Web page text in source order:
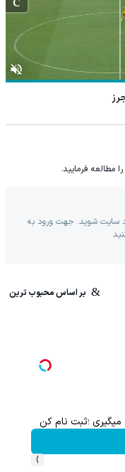
را مطالعه فرمایید.
سایت شوید. جهت ورود به
بر اساس محبوب ترین
نام کن
›